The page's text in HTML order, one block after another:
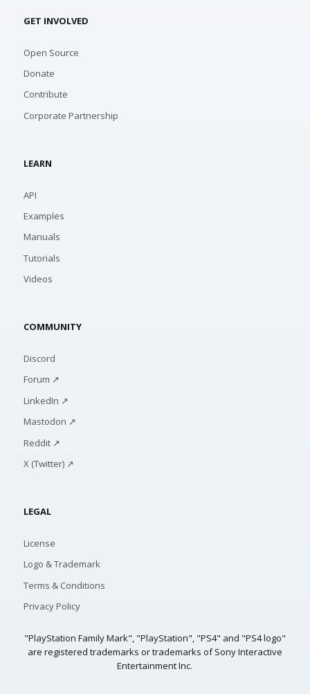
GET INVOLVED
Open Source
Donate
Contribute
Corporate Partnership
LEARN
API
Examples
Manuals
Tutorials
Videos
COMMUNITY
Discord
Forum ↗
LinkedIn ↗
Mastodon ↗
Reddit ↗
X (Twitter) ↗
LEGAL
License
Logo & Trademark
Terms & Conditions
Privacy Policy
"PlayStation Family Mark", "PlayStation", "PS4" and "PS4 logo"
are registered trademarks or trademarks of Sony Interactive
Entertainment Inc.